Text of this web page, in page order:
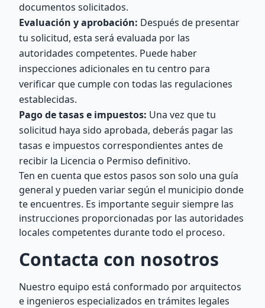
documentos solicitados.
Evaluación y aprobación: Después de presentar
tu solicitud, esta será evaluada por las
autoridades competentes. Puede haber
inspecciones adicionales en tu centro para
verificar que cumple con todas las regulaciones
establecidas.
Pago de tasas e impuestos: Una vez que tu
solicitud haya sido aprobada, deberás pagar las
tasas e impuestos correspondientes antes de
recibir la Licencia o Permiso definitivo.
Ten en cuenta que estos pasos son solo una guía
general y pueden variar según el municipio donde
te encuentres. Es importante seguir siempre las
instrucciones proporcionadas por las autoridades
locales competentes durante todo el proceso.
Contacta con nosotros
Nuestro equipo está conformado por arquitectos
e ingenieros especializados en trámites legales